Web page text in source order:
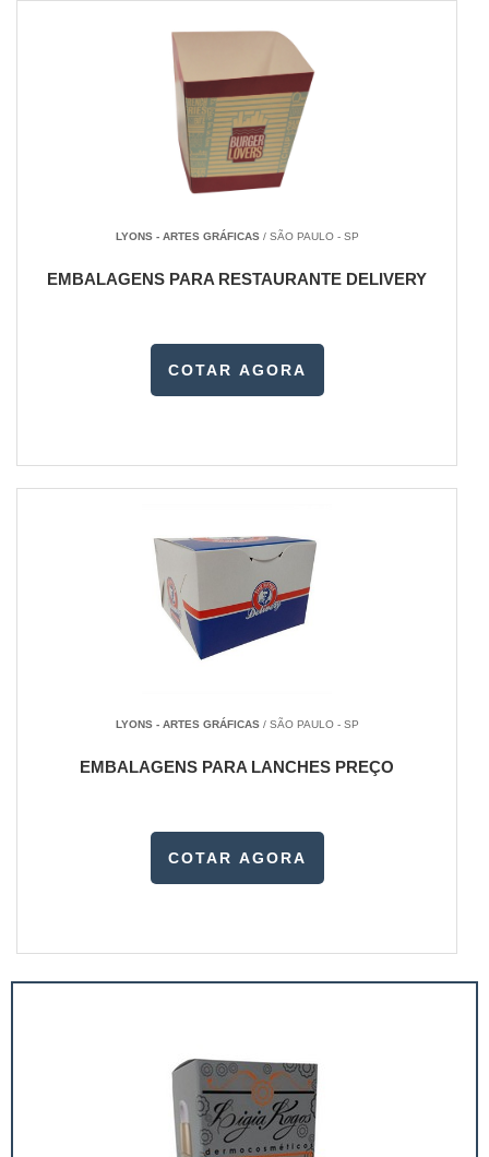
LYONS - ARTES GRÁFICAS/ SÃO PAULO - SP
EMBALAGENS PARA RESTAURANTE DELIVERY
COTAR AGORA
LYONS - ARTES GRÁFICAS/ SÃO PAULO - SP
EMBALAGENS PARA LANCHES PREÇO
COTAR AGORA